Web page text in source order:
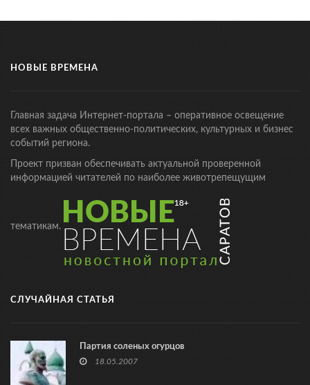
НОВЫЕ ВРЕМЕНА
Главная задача Интернет-портала – оперативное освещение
всех важных общественно-политических, культурных и бизнес
событий региона.
Проект призван обеспечивать актуальной проверенной
информацией читателей по наиболее животрепещущим
тематикам.
СЛУЧАЙНАЯ СТАТЬЯ
Партия соленых огурцов
18.05.2007